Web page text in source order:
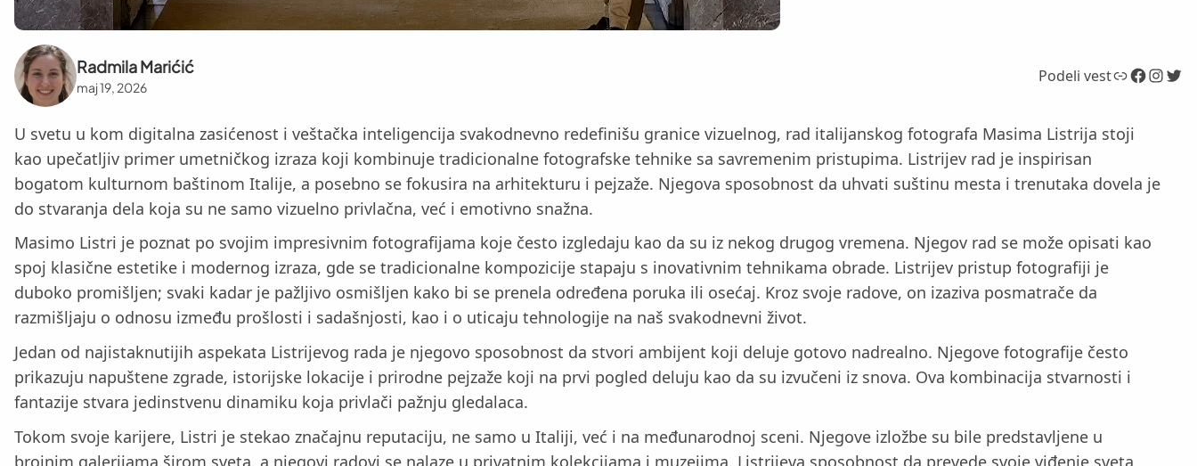
Radmila Marićić
maj 19, 2026
Podeli vestLink Facebook InstagramTwitter
U svetu u kom digitalna zasićenost i veštačka inteligencija svakodnevno redefinišu granice vizuelnog, rad italijanskog fotografa Masima Listrija stoji
kao upečatljiv primer umetničkog izraza koji kombinuje tradicionalne fotografske tehnike sa savremenim pristupima. Listrijev rad je inspirisan
bogatom kulturnom baštinom Italije, a posebno se fokusira na arhitekturu i pejzaže. Njegova sposobnost da uhvati suštinu mesta i trenutaka dovela je
do stvaranja dela koja su ne samo vizuelno privlačna, već i emotivno snažna.
Masimo Listri je poznat po svojim impresivnim fotografijama koje često izgledaju kao da su iz nekog drugog vremena. Njegov rad se može opisati kao
spoj klasične estetike i modernog izraza, gde se tradicionalne kompozicije stapaju s inovativnim tehnikama obrade. Listrijev pristup fotografiji je
duboko promišljen; svaki kadar je pažljivo osmišljen kako bi se prenela određena poruka ili osećaj. Kroz svoje radove, on izaziva posmatrače da
razmišljaju o odnosu između prošlosti i sadašnjosti, kao i o uticaju tehnologije na naš svakodnevni život.
Jedan od najistaknutijih aspekata Listrijevog rada je njegovo sposobnost da stvori ambijent koji deluje gotovo nadrealno. Njegove fotografije često
prikazuju napuštene zgrade, istorijske lokacije i prirodne pejzaže koji na prvi pogled deluju kao da su izvučeni iz snova. Ova kombinacija stvarnosti i
fantazije stvara jedinstvenu dinamiku koja privlači pažnju gledalaca.
Tokom svoje karijere, Listri je stekao značajnu reputaciju, ne samo u Italiji, već i na međunarodnoj sceni. Njegove izložbe su bile predstavljene u
brojnim galerijama širom sveta, a njegovi radovi se nalaze u privatnim kolekcijama i muzejima. Listrijeva sposobnost da prevede svoje viđenje sveta